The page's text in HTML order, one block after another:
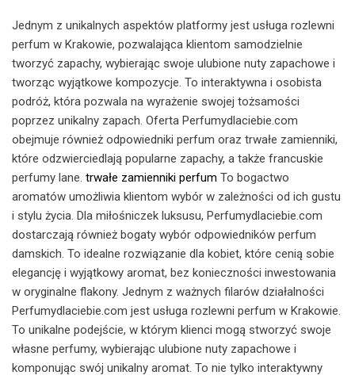
Jednym z unikalnych aspektów platformy jest usługa rozlewni
perfum w Krakowie, pozwalająca klientom samodzielnie
tworzyć zapachy, wybierając swoje ulubione nuty zapachowe i
tworząc wyjątkowe kompozycje. To interaktywna i osobista
podróż, która pozwala na wyrażenie swojej tożsamości
poprzez unikalny zapach. Oferta Perfumydlaciebie.com
obejmuje również odpowiedniki perfum oraz trwałe zamienniki,
które odzwierciedlają popularne zapachy, a także francuskie
perfumy lane. trwałe zamienniki perfum To bogactwo
aromatów umożliwia klientom wybór w zależności od ich gustu
i stylu życia. Dla miłośniczek luksusu, Perfumydlaciebie.com
dostarczają również bogaty wybór odpowiedników perfum
damskich. To idealne rozwiązanie dla kobiet, które cenią sobie
elegancję i wyjątkowy aromat, bez konieczności inwestowania
w oryginalne flakony. Jednym z ważnych filarów działalności
Perfumydlaciebie.com jest usługa rozlewni perfum w Krakowie.
To unikalne podejście, w którym klienci mogą stworzyć swoje
własne perfumy, wybierając ulubione nuty zapachowe i
komponując swój unikalny aromat. To nie tylko interaktywny